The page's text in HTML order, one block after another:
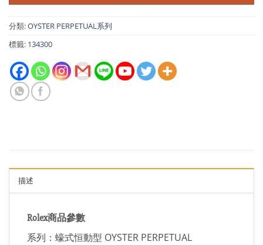
分類:OYSTER PERPETUAL系列
標籤: 134300
描述
Rolex商品參數
系列：蠔式恒動型 OYSTER PERPETUAL